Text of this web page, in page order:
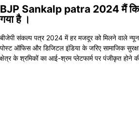
BJP Sankalp patra 2024 मैं
गया है ।
बीजेपी संकल्प पत्र 2024 में हर मजदूर को मिलने वाले
पोस्ट ऑफिस और डिजिटल इंडिया के जरिए सामाजिक
क्षेत्र के श्रमिकों का आई-श्रम प्लेटफार्म पर पंजीकृत होने